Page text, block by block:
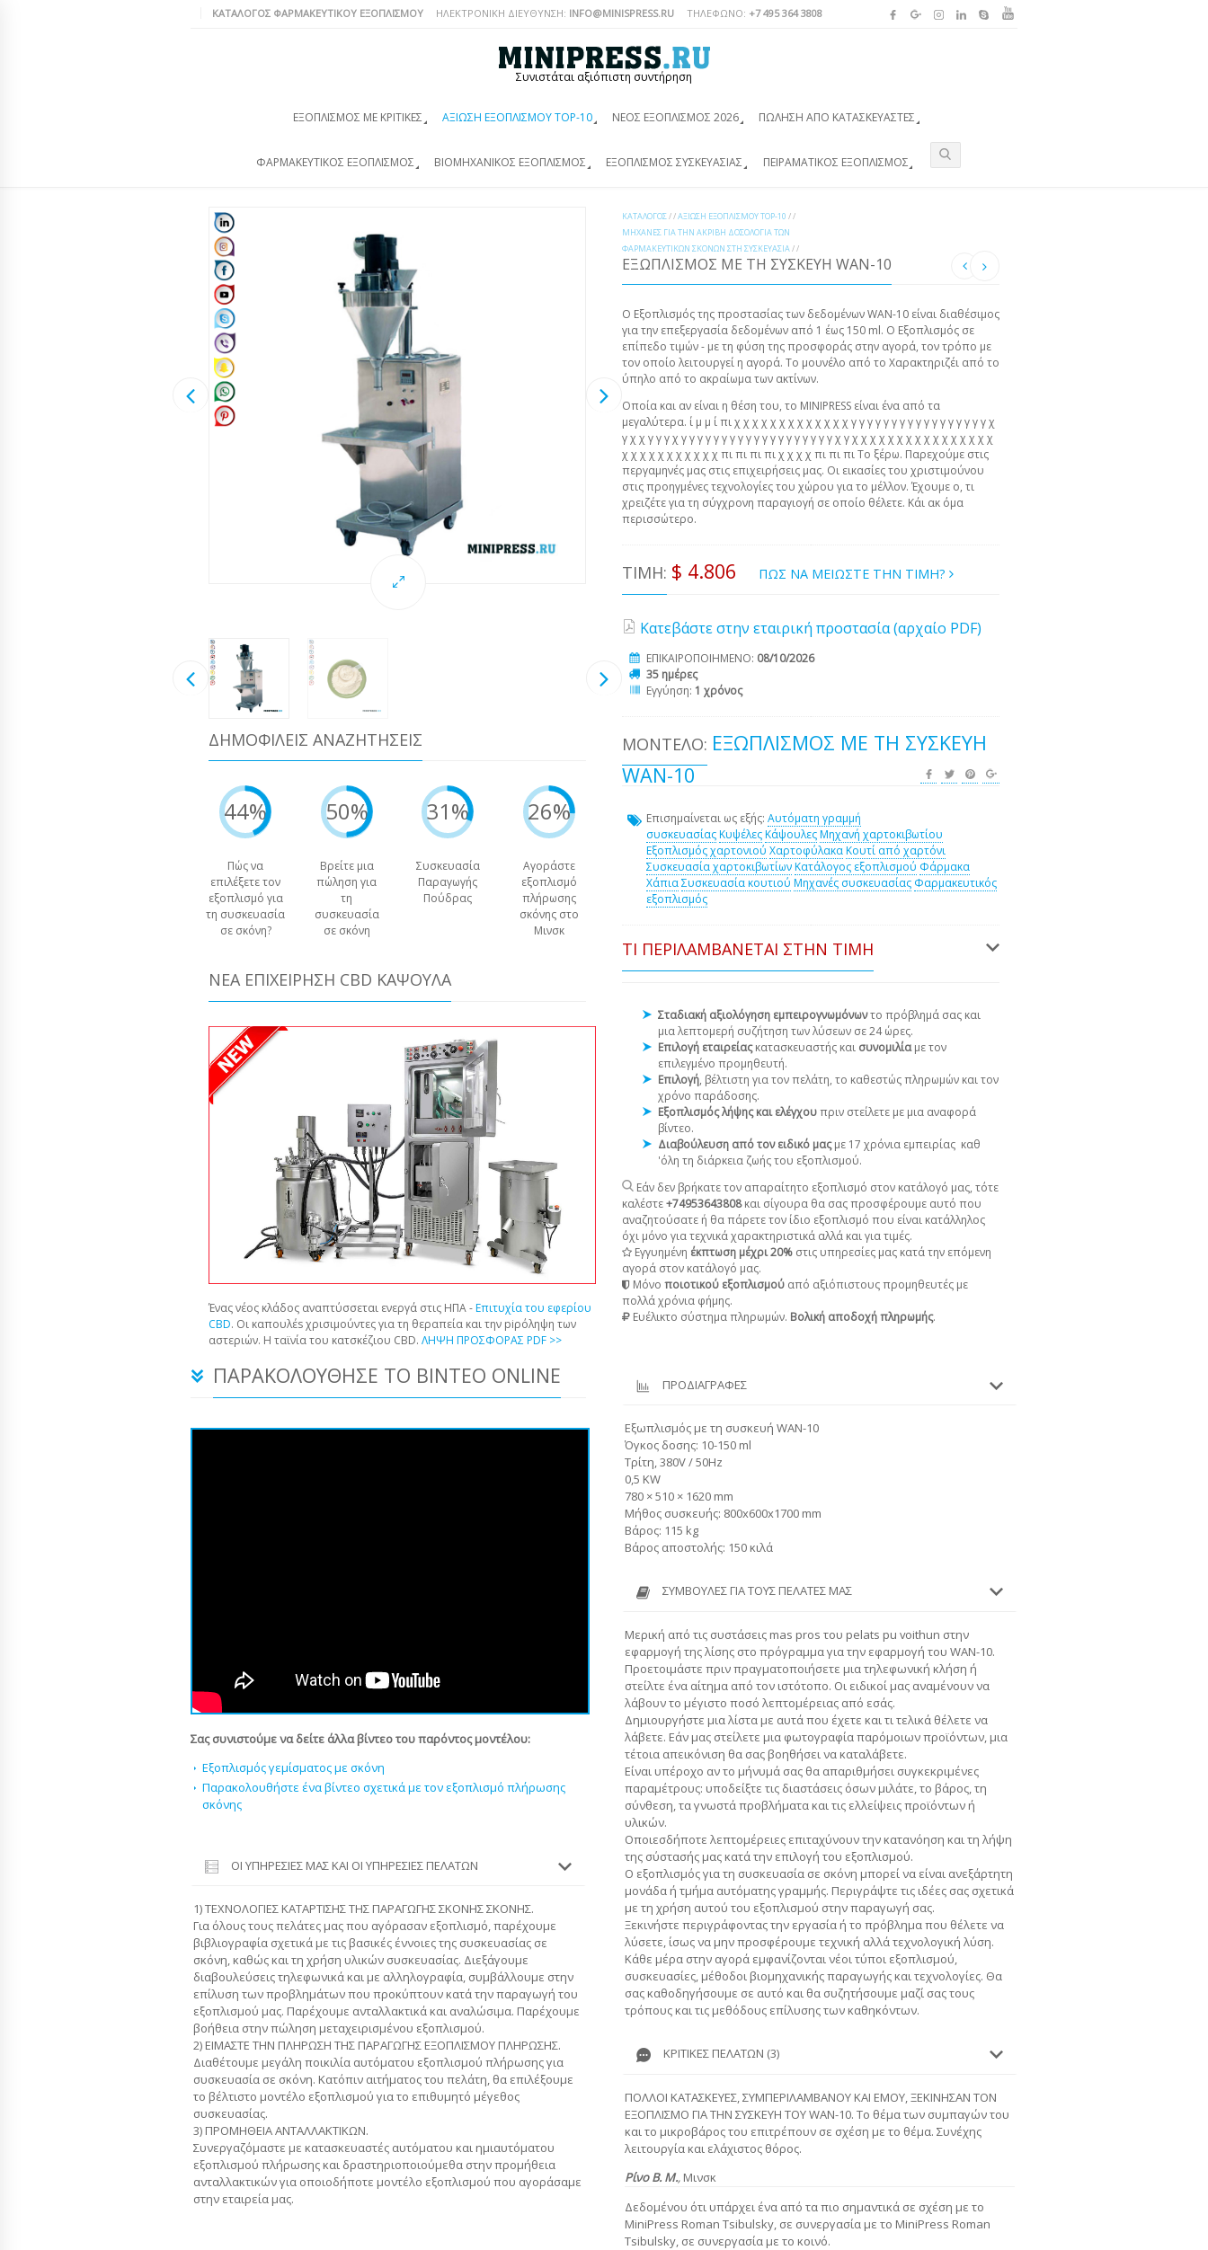
ΚΑΤΆΛΟΓΟΣ ΦΑΡΜΑΚΕΥΤΙΚΟΎ ΕΞΟΠΛΙΣΜΟΎ ΗΛΕΚΤΡΟΝΙΚΗ ΔΙΕΥΘΥΝΣΗ: INFO@MINISPRESS.RU ΤΗΛΈΦΩΝΟ: +7 495 364 3808
Συνιστάται αξιόπιστη συντήρηση
ΕΞΟΠΛΙΣΜΌΣ ΜΕ ΚΡΙΤΙΚΈΣ ΑΞΊΩΣΗ ΕΞΟΠΛΙΣΜΟΎ TOP-10 ΝΈΟΣ ΕΞΟΠΛΙΣΜΌΣ 2026 ΠΏΛΗΣΗ ΑΠΌ ΚΑΤΑΣΚΕΥΑΣΤΈΣ
ΦΑΡΜΑΚΕΥΤΙΚΌΣ ΕΞΟΠΛΙΣΜΌΣ ΒΙΟΜΗΧΑΝΙΚΌΣ ΕΞΟΠΛΙΣΜΌΣ ΕΞΟΠΛΙΣΜΌΣ ΣΥΣΚΕΥΑΣΊΑΣ ΠΕΙΡΑΜΑΤΙΚΌΣ ΕΞΟΠΛΙΣΜΌΣ
ΔΗΜΟΦΙΛΕΊΣ ΑΝΑΖΗΤΉΣΕΙΣ
44%
Πώς να
επιλέξετε τον
εξοπλισμό για
τη συσκευασία
σε σκόνη?
50%
Βρείτε μια
πώληση για
τη
συσκευασία
σε σκόνη
31%
Συσκευασία
Παραγωγής
Πούδρας
26%
Αγοράστε
εξοπλισμό
πλήρωσης
σκόνης στο
Μινσκ
ΝΈΑ ΕΠΙΧΕΊΡΗΣΗ CBD ΚΆΨΟΥΛΑ
Ένας νέος κλάδος αναπτύσσεται ενεργά στις ΗΠΑ -Επιτυχία του εφερίου
CBD. Οι καπουλέs χρισιμούντες για τη θεραπεία και την piρόληψη των
αστεριών. Η ταϊνία του κατσκέζιου CBD. ΛΗΨΗ ΠΡΟΣΦΟΡΑΣ PDF >>
ΚΑΤΆΛΟΓΟΣ/ /ΑΞΊΩΣΗ ΕΞΟΠΛΙΣΜΟΎ TOP-10 / /
ΜΗΧΑΝΈΣ ΓΙΑ ΤΗΝ ΑΚΡΙΒΉ ΔΟΣΟΛΟΓΊΑ ΤΩΝ
ΦΑΡΜΑΚΕΥΤΙΚΏΝ ΣΚΟΝΏΝ ΣΤΗ ΣΥΣΚΕΥΑΣΊΑ/ /
ΕΞΩΠΛΙΣΜΌΣ ΜΕ ΤΗ ΣΥΣΚΕΥΉ WAN-10
Ο Εξοπλισμός της προστασίας των δεδομένων WAN-10 είναι διαθέσιμος
για την επεξεργασία δεδομένων από 1 έως 150 ml. Ο Εξοπλισμός σε
επίπεδο τιμών - με τη φύση της προσφοράς στην αγορά, τον τρόπο με
τον οποίο λειτουργεί η αγορά. Το μουνέλο από το Χαρακτηριζέι από το
ύπηλο από το ακραίωμα των ακτίνων.
Οποία και αν είναι η θέση του, το MINIPRESS είναι ένα από τα
μεγαλύτερα. ί μ μ ί πι χ χ χ χ χ χ χ χ χ χ χ χ χ γ γ γ γ γ γ γ γ γ γ γ γ γ γ γ γ γ χ
γ χ χ γ γ γ χ γ γ γ γ γ γ γ γ γ γ γ γ γ γ γ γ γ γ γ χ γ χ χ χ χ χ χ χ χ χ χ χ χ χ χ χ χ
χ χ χ χ χ χ χ χ χ χ χ πι πι πι πι χ χ χ χ πι πι πι Το ξέρω. Παρεχούμε στις
περγαμηνές μας στις επιχειρήσεις μας. Οι εικασίες του χριστιμούνου
στις προηγμένες τεχνολογίες του χώρου για το μέλλον. Έχουμε ο, τι
χρειζέτε για τη σύγχρονη παραγιογή σε οποίο θέλετε. Κάι ακ όμα
περισσώτερο.
ΤΙΜΉ: $ 4.806 ΠΩΣ ΝΑ ΜΕΙΩΣΤΕ ΤΗΝ ΤΙΜΗ?
Κατεβάστε στην εταιρική προστασία (αρχαίο PDF)
ΕΠΙΚΑΙΡΟΠΟΙΗΜΕΝΟ: 08/10/2026
35 ημέρες
Εγγύηση: 1 χρόνος
ΜΟΝΤΈΛΟ: ΕΞΩΠΛΙΣΜΌΣ ΜΕ ΤΗ ΣΥΣΚΕΥΉ
WAN-10
Επισημαίνεται ως εξής: Αυτόματη γραμμή
συσκευασίαςΚυψέλεςΚάψουλεςΜηχανή χαρτοκιβωτίου
Εξοπλισμός χαρτονιού ΧαρτοφύλακαΚουτί από χαρτόνι
Συσκευασία χαρτοκιβωτίωνΚατάλογος εξοπλισμού Φάρμακα
ΧάπιαΣυσκευασία κουτιού Μηχανές συσκευασίας Φαρμακευτικός
εξοπλισμός
ΤΙ ΠΕΡΙΛΑΜΒΆΝΕΤΑΙ ΣΤΗΝ ΤΙΜΉ
Σταδιακή αξιολόγηση εμπειρογνωμόνωντο πρόβλημά σας και
μια λεπτομερή συζήτηση των λύσεων σε 24 ώρες.
Επιλογή εταιρείαςκατασκευαστής και συνομιλίαμε τον
επιλεγμένο προμηθευτή.
Επιλογή, βέλτιστη για τον πελάτη, το καθεστώς πληρωμών και τον
χρόνο παράδοσης.
Εξοπλισμός λήψης και ελέγχουπριν στείλετε με μια αναφορά
βίντεο.
Διαβούλευση από τον ειδικό μαςμε 17 χρόνια εμπειρίας καθ
'όλη τη διάρκεια ζωής του εξοπλισμού.
Εάν δεν βρήκατε τον απαραίτητο εξοπλισμό στον κατάλογό μας, τότε
καλέστε+74953643808και σίγουρα θα σας προσφέρουμε αυτό που
αναζητούσατε ή θα πάρετε τον ίδιο εξοπλισμό που είναι κατάλληλος
όχι μόνο για τεχνικά χαρακτηριστικά αλλά και για τιμές.
Εγγυημένη έκπτωση μέχρι 20% στις υπηρεσίες μας κατά την επόμενη
αγορά στον κατάλογό μας.
Μόνο ποιοτικού εξοπλισμού από αξιόπιστους προμηθευτές με
πολλά χρόνια φήμης.
Ευέλικτο σύστημα πληρωμών. Βολική αποδοχή πληρωμής.
ΠΑΡΑΚΟΛΟΎΘΗΣΕ ΤΟ ΒΊΝΤΕΟ ONLINE
Σας συνιστούμε να δείτε άλλα βίντεο του παρόντος μοντέλου:
Εξοπλισμός γεμίσματος με σκόνη
Παρακολουθήστε ένα βίντεο σχετικά με τον εξοπλισμό πλήρωσης
σκόνης
ΟΙ ΥΠΗΡΕΣΊΕΣ ΜΑΣ ΚΑΙ ΟΙ ΥΠΗΡΕΣΊΕΣ ΠΕΛΑΤΏΝ
1) ΤΕΧΝΟΛΟΓΙΕΣ ΚΑΤΑΡΤΙΣΗΣ ΤΗΣ ΠΑΡΑΓΩΓΗΣ ΣΚΟΝΗΣ ΣΚΟΝΗΣ.
Για όλους τους πελάτες μας που αγόρασαν εξοπλισμό, παρέχουμε
βιβλιογραφία σχετικά με τις βασικές έννοιες της συσκευασίας σε
σκόνη, καθώς και τη χρήση υλικών συσκευασίας. Διεξάγουμε
διαβουλεύσεις τηλεφωνικά και με αλληλογραφία, συμβάλλουμε στην
επίλυση των προβλημάτων που προκύπτουν κατά την παραγωγή του
εξοπλισμού μας. Παρέχουμε ανταλλακτικά και αναλώσιμα. Παρέχουμε
βοήθεια στην πώληση μεταχειρισμένου εξοπλισμού.
2) ΕΙΜΑΣΤΕ ΤΗΝ ΠΛΗΡΩΣΗ ΤΗΣ ΠΑΡΑΓΩΓΗΣ ΕΞΟΠΛΙΣΜΟΥ ΠΛΗΡΩΣΗΣ.
Διαθέτουμε μεγάλη ποικιλία αυτόματου εξοπλισμού πλήρωσης για
συσκευασία σε σκόνη. Κατόπιν αιτήματος του πελάτη, θα επιλέξουμε
το βέλτιστο μοντέλο εξοπλισμού για το επιθυμητό μέγεθος
συσκευασίας.
3) ΠΡΟΜΗΘΕΙΑ ΑΝΤΑΛΛΑΚΤΙΚΩΝ.
Συνεργαζόμαστε με κατασκευαστές αυτόματου και ημιαυτόματου
εξοπλισμού πλήρωσης και δραστηριοποιούμεθα στην προμήθεια
ανταλλακτικών για οποιοδήποτε μοντέλο εξοπλισμού που αγοράσαμε
στην εταιρεία μας.
ΠΡΟΔΙΑΓΡΑΦΕΣ
Εξωπλισμός με τη συσκευή WAN-10
Όγκος δοσης: 10-150 ml
Τρίτη, 380V / 50Hz
0,5 KW
780 × 510 × 1620 mm
Μήθος συσκευής: 800x600x1700 mm
Βάρος: 115 kg
Βάρος αποστολής: 150 κιλά
ΣΥΜΒΟΥΛΈΣ ΓΙΑ ΤΟΥΣ ΠΕΛΆΤΕΣ ΜΑΣ
Μερική από τις συστάσεις mas pros του pelats pu voithun στην
εφαρμογή της λίσης στο πρόγραμμα για την εφαρμογή του WAN-10.
Προετοιμάστε πριν πραγματοποιήσετε μια τηλεφωνική κλήση ή
στείλτε ένα αίτημα από τον ιστότοπο. Οι ειδικοί μας αναμένουν να
λάβουν το μέγιστο ποσό λεπτομέρειας από εσάς.
Δημιουργήστε μια λίστα με αυτά που έχετε και τι τελικά θέλετε να
λάβετε. Εάν μας στείλετε μια φωτογραφία παρόμοιων προϊόντων, μια
τέτοια απεικόνιση θα σας βοηθήσει να καταλάβετε.
Είναι υπέροχο αν το μήνυμά σας θα απαριθμήσει συγκεκριμένες
παραμέτρους: υποδείξτε τις διαστάσεις όσων μιλάτε, το βάρος, τη
σύνθεση, τα γνωστά προβλήματα και τις ελλείψεις προϊόντων ή
υλικών.
Οποιεσδήποτε λεπτομέρειες επιταχύνουν την κατανόηση και τη λήψη
της σύστασής μας κατά την επιλογή του εξοπλισμού.
Ο εξοπλισμός για τη συσκευασία σε σκόνη μπορεί να είναι ανεξάρτητη
μονάδα ή τμήμα αυτόματης γραμμής. Περιγράψτε τις ιδέες σας σχετικά
με τη χρήση αυτού του εξοπλισμού στην παραγωγή σας.
Ξεκινήστε περιγράφοντας την εργασία ή το πρόβλημα που θέλετε να
λύσετε, ίσως να μην προσφέρουμε τεχνική αλλά τεχνολογική λύση.
Κάθε μέρα στην αγορά εμφανίζονται νέοι τύποι εξοπλισμού,
συσκευασίες, μέθοδοι βιομηχανικής παραγωγής και τεχνολογίες. Θα
σας καθοδηγήσουμε σε αυτό και θα συζητήσουμε μαζί σας τους
τρόπους και τις μεθόδους επίλυσης των καθηκόντων.
ΚΡΙΤΙΚΈΣ ΠΕΛΑΤΏΝ (3)
ΠΟΛΛΟΙ ΚΑΤΑΣΚΕΥΕΣ, ΣΥΜΠΕΡΙΛΑΜΒΑΝΟΥ ΚΑΙ ΕΜΟΥ, ΞΕΚΙΝΗΣΑΝ ΤΟΝ
ΕΞΟΠΛΙΣΜΟ ΓΙΑ ΤΗΝ ΣΥΣΚΕΥΗ ΤΟΥ WAN-10. Το θέμα των συμπαγών του
και το μικροβάρος του επιτρέπουν σε σχέση με το θέμα. Συνέχης
λειτουργία και ελάχιστος θόρος.
Ρίνο Β. Μ., Μινσκ
Δεδομένου ότι υπάρχει ένα από τα πιο σημαντικά σε σχέση με το
MiniPress Roman Tsibulsky, σε συνεργασία με το MiniPress Roman
Tsibulsky, σε συνεργασία με το κοινό.